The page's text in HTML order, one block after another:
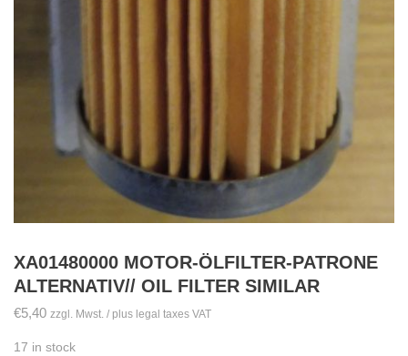
XA01480000 MOTOR-ÖLFILTER-PATRONE
ALTERNATIV// OIL FILTER SIMILAR
€5,40 zzgl. Mwst. / plus legal taxes VAT
17 in stock